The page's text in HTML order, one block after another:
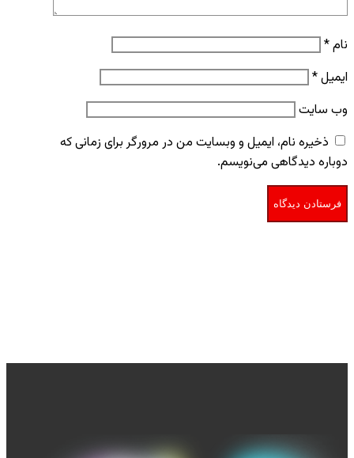
نام*
ایمیل*
وب‌ سایت
ذخیره نام، ایمیل و وبسایت من در مرورگر برای زمانی که
دوباره دیدگاهی می‌نویسم.